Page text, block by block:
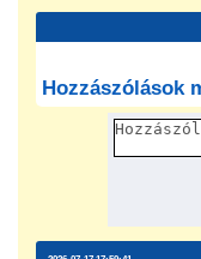
Hozzászólások